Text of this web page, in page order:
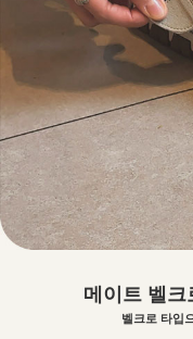
메이트 벨
벨크로 타입